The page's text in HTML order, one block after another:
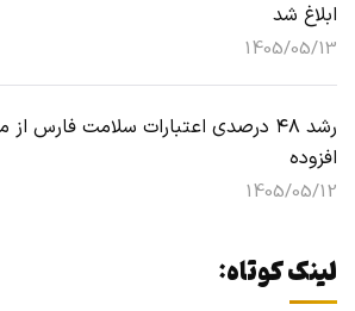
ابلاغ شد
1405/05/13
رشد ۴۸ درصدی اعتبارات سلامت فارس
افزوده
1405/05/12
لینک کوتاه: